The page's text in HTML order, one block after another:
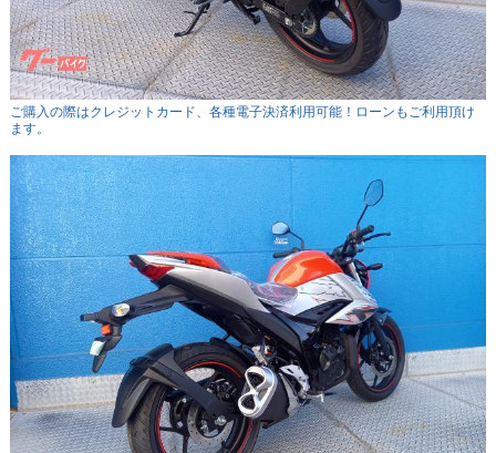
ご購入の際はクレジットカード、各種電子決済利用可能！ローンもご利用頂け
ます。